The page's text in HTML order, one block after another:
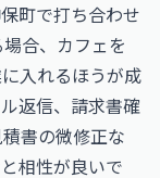
町で打ち合わせ
場合、カフェを
入れるほうが成
返信、請求書確
書の微修正な
相性が良いで